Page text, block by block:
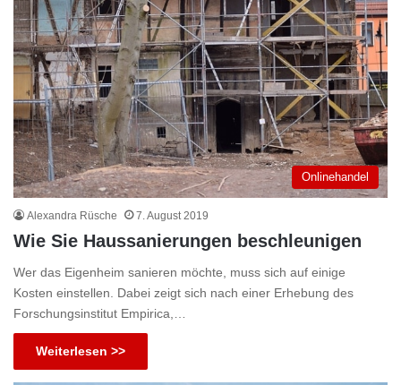
Onlinehandel
Alexandra Rüsche 7. August 2019
Wie Sie Haussanierungen beschleunigen
Wer das Eigenheim sanieren möchte, muss sich auf einige
Kosten einstellen. Dabei zeigt sich nach einer Erhebung des
Forschungsinstitut Empirica,…
Weiterlesen >>